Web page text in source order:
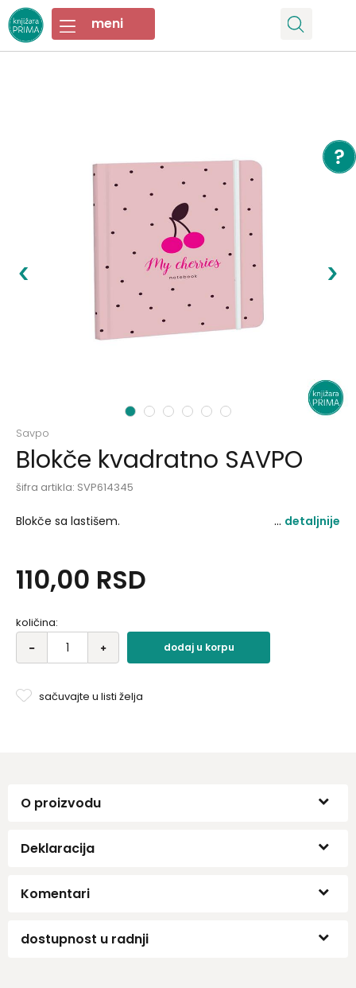
1 2 3 4 5 6
Savpo
Blokče kvadratno SAVPO
šifra artikla: SVP614345
Blokče sa lastišem. detaljnije
110,00 RSD
količina:
dodaj u korpu
sačuvajte u listi želja
O proizvodu
Deklaracija
Komentari
dostupnost u radnji